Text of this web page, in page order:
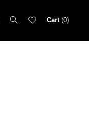
Cart 0